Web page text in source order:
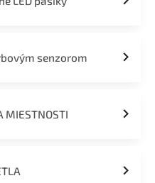
senzorom
MIESTNOSTI